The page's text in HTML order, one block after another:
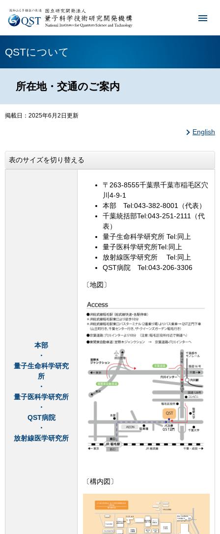
QSTについて
所在地・交通のご案内
掲載日：2025年6月2日更新
English
表のサイズを切り替える
本部
・
量子生命科学研究
所
​・
量子医科学研究所
・
QST病院
・
放射線医学研究所
〒263-8555千葉県千葉市稲毛区穴
川4-9-1
本部 Tel:043-382-8001（代表）
千葉統括部Tel:043-251-2111（代
表）
量子生命科学研究所 Tel:同上
量子医科学研究所Tel:同上
放射線医学研究所 Tel:同上
QST病院 Tel:043-206-3306
〔地図〕
〔構内図〕